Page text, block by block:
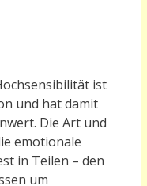
ist
und hat damit
Die Art und
emotionale
in Teilen – den
um